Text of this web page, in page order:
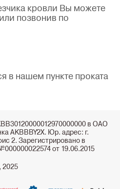
кровли Вы можете
позвонив по
в нашем пункте проката
в ОАО
AKBBBY2X. Юр. адрес: г.
2. Зарегистрировано в
от 19.06.2015
2025